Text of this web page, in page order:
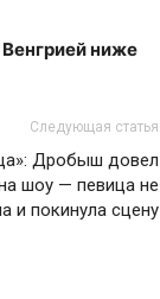
ниже
Следующая статья
Дробыш довел
шоу — певица не
и покинула сцену